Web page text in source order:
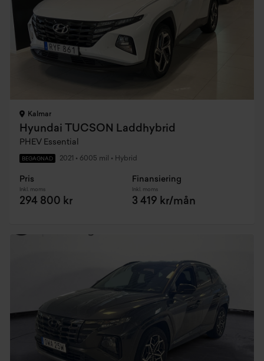
Kalmar
Hyundai TUCSON Laddhybrid
PHEV Essential
BEGAGNAD 2021 • 6005 mil • Hybrid
Pris
Inkl. moms
294 800 kr
Finansiering
Inkl. moms
3 419 kr/mån